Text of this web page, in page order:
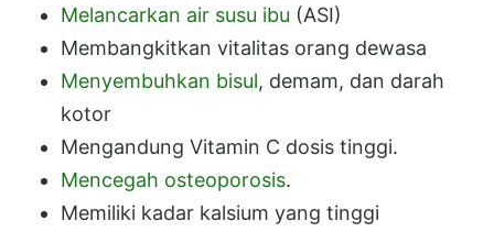
Melancarkan air susu ibu (ASI)
Membangkitkan vitalitas orang dewasa
Menyembuhkan bisul, demam, dan darah
kotor
Mengandung Vitamin C dosis tinggi.
Mencegah osteoporosis.
Memiliki kadar kalsium yang tinggi